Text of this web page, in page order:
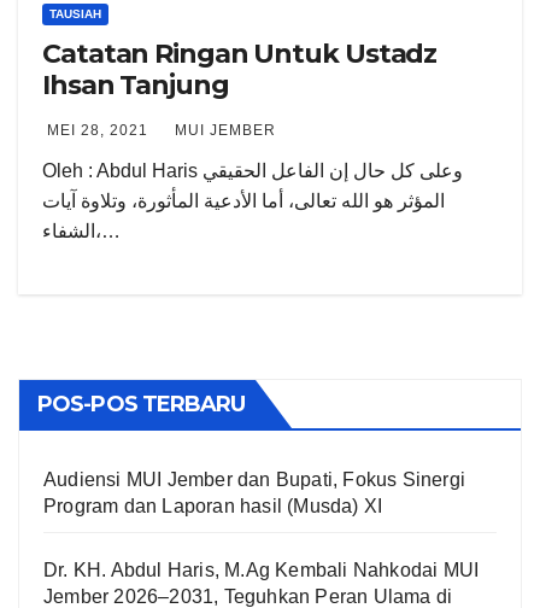
TAUSIAH
Catatan Ringan Untuk Ustadz
Ihsan Tanjung
MEI 28, 2021 MUI JEMBER
Oleh : Abdul Haris وعلى كل حال إن الفاعل الحقيقي
المؤثر هو الله تعالى، أما الأدعية المأثورة، وتلاوة آيات
الشفاء،…
POS-POS TERBARU
Audiensi MUI Jember dan Bupati, Fokus Sinergi
Program dan Laporan hasil (Musda) XI
Dr. KH. Abdul Haris, M.Ag Kembali Nahkodai MUI
Jember 2026–2031, Teguhkan Peran Ulama di